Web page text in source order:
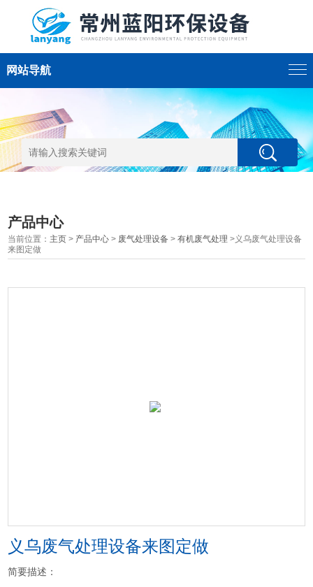
网站导航
产品中心
当前位置： 主页 > 产品中心 > 废气处理设备 >有机废气处理 >义乌废气处理设备
来图定做
义乌废气处理设备来图定做
简要描述：